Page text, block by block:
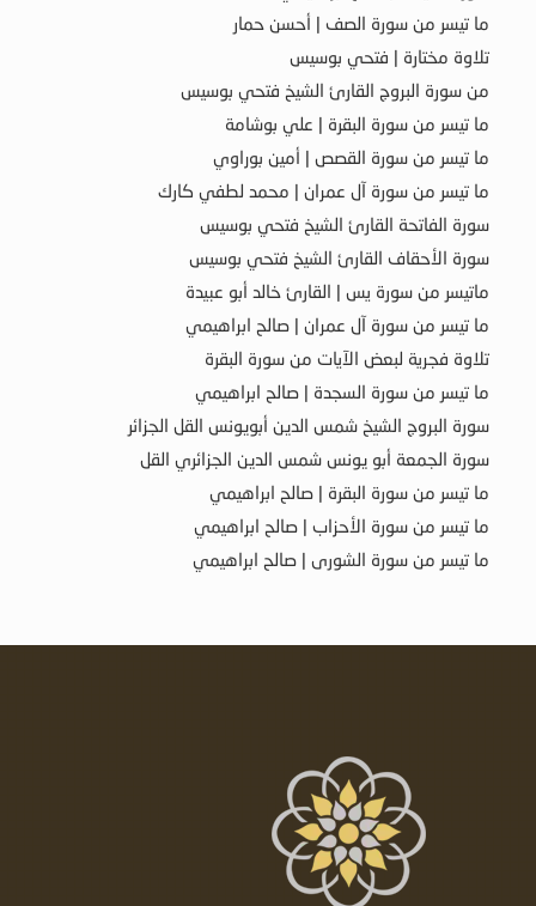
ما تيسر من سورة الصف | أحسن حمار
تلاوة مختارة | فتحي بوسيس
من سورة البروج القارئ الشيخ فتحي بوسيس
ما تيسر من سورة البقرة | علي بوشامة
ما تيسر من سورة القصص | أمين بوراوي
ما تيسر من سورة آل عمران | محمد لطفي كارك
سورة الفاتحة القارئ الشيخ فتحي بوسيس
سورة الأحقاف القارئ الشيخ فتحي بوسيس
ماتيسر من سورة يس | القارئ خالد أبو عبيدة
ما تيسر من سورة آل عمران | صالح ابراهيمي
تلاوة فجرية لبعض الآيات من سورة البقرة
ما تيسر من سورة السجدة | صالح ابراهيمي
سورة البروج الشيخ شمس الدين أبويونس القل الجزائر
سورة الجمعة أبو يونس شمس الدين الجزائري القل
ما تيسر من سورة البقرة | صالح ابراهيمي
ما تيسر من سورة الأحزاب | صالح ابراهيمي
ما تيسر من سورة الشورى | صالح ابراهيمي